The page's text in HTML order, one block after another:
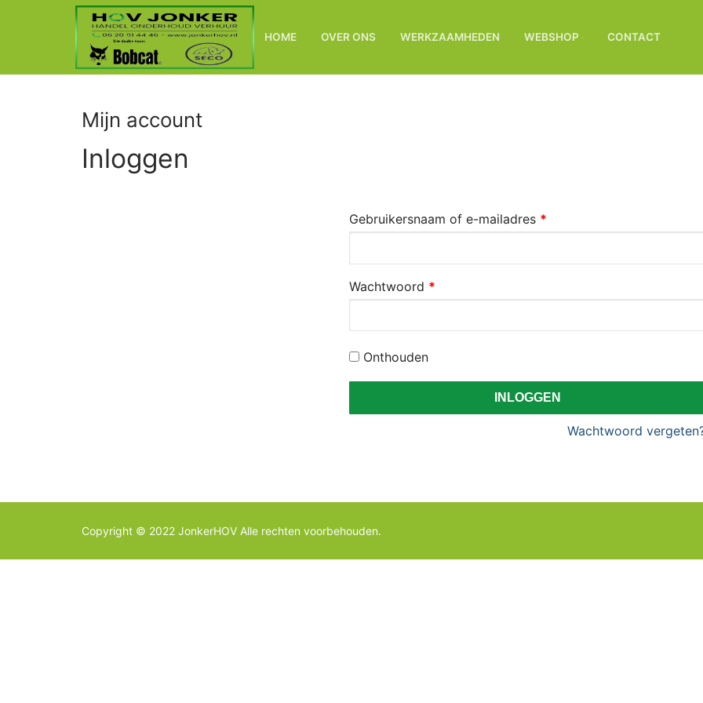
HOME OVER ONS WERKZAAMHEDEN WEBSHOP CONTACT
Mijn account
Inloggen
Gebruikersnaam of e-mailadres *
Wachtwoord *
Onthouden
INLOGGEN
Wachtwoord
Copyright © 2022 JonkerHOV Alle rechten voorbehouden.